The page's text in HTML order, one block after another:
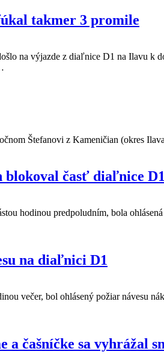
takmer 3 promile
na výjazde z diaľnice D1 na Ilavu k
Štefanovi z Kameničian (okres
časť diaľnice D1
hodinou predpoludním, bola
na diaľnici D1
večer, bol ohlásený požiar návesu
a čašníčke sa vyhrážal